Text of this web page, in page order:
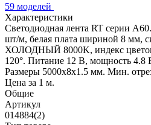
59 моделей
Характеристики
Светодиодная лента RT серии
шт/м, белая плата шириной 8 мм,
ХОЛОДНЫЙ 8000K, индекс
120°. Питание 12 В, мощность 4.8
Размеры 5000x8x1.5 мм. Мин.
Цена за 1 м.
Общие
Артикул
014884(2)